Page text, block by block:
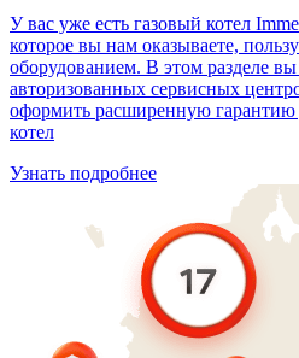
У вас уже есть газовый котел
которое вы нам оказываете,
оборудованием. В этом разделе вы
авторизованных сервисных
оформить расширенную гарантию
котел
Узнать подробнее